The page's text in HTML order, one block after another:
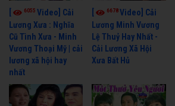
6055 Video] Cải
Lương Xưa : Nghĩa
Cũ Tình Xưa - Minh
Vương Thoại Mỹ | cải
lương xã hội hay
nhất
6678Video] Cải
Lương Minh Vương
Lệ Thuỷ Hay Nhất -
Cải Lương Xã Hội
Xưa Bất Hủ